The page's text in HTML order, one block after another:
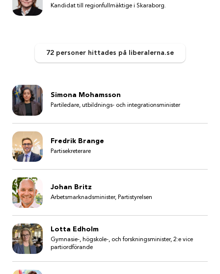
Kandidat till regionfullmäktige i Skaraborg.
72 personer hittades på liberalerna.se
Simona Mohamsson
Partiledare, utbildnings- och integrationsminister
Fredrik Brange
Partisekreterare
Johan Britz
Arbetsmarknadsminister, Partistyrelsen
Lotta Edholm
Gymnasie-, högskole-, och forskningsminister, 2:e vice
partiordförande